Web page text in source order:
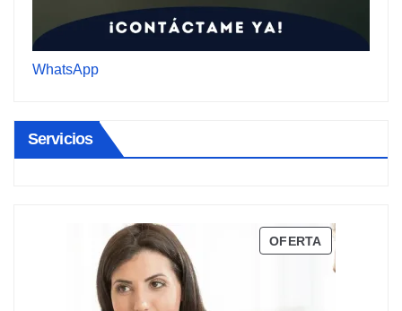
WhatsApp
Servicios
OFERTA PRODUCTO
EN